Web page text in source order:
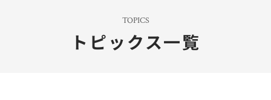
TOPICS
トピックス一覧